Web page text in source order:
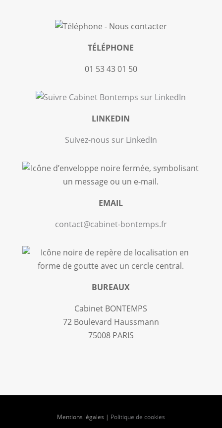
TÉLÉPHONE
01 53 43 01 50
LINKEDIN
Suivez-nous sur LinkedIn
EMAIL
contact@cabinet-bontemps.fr
BUREAUX
Cabinet BONTEMPS
72 Boulevard Haussmann
75008 PARIS
Mentions légales | Politique de cookies